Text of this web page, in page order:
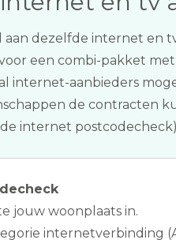
aan dezelfde internet en
een combi-pakket met
internet-aanbieders
de contracten
internet
jouw woonplaats in.
internetverbinding